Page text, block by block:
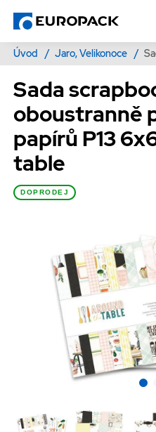
Úvod / Jaro, Velikonoce /
Sada
oboustranně
papírů P13
table
DOPRODEJ